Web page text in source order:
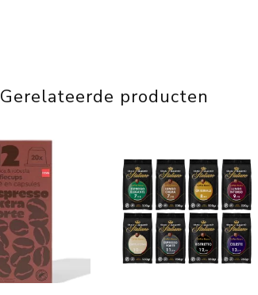
Gerelateerde producten